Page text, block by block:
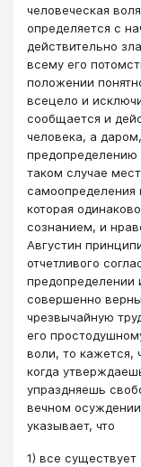
человеческая
определяется с
действительно
всему его
положении
всецело и
сообщается и
человека, а
таком случае
самоопределения
которая
сознанием, и
Августин
отчетливого
предопределении
совершенно
чрезвычайную
его
воли, то кажется,
когда
упраздняешь
вечном
указывает, что
1) все